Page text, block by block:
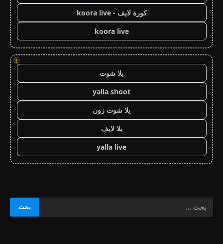
كورة لايف - koora live
koora live
!
يلا شوت
yalla shoot
يلا شوت زون
يلا لايف
yalla live